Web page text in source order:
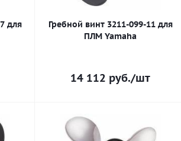
для
Гребной винт 3211-099-11 для
ПЛМ Yamaha
14 112 руб./шт